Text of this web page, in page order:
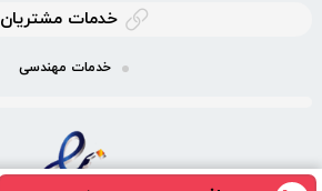
خدمات مشتریان
خدمات مهندسی